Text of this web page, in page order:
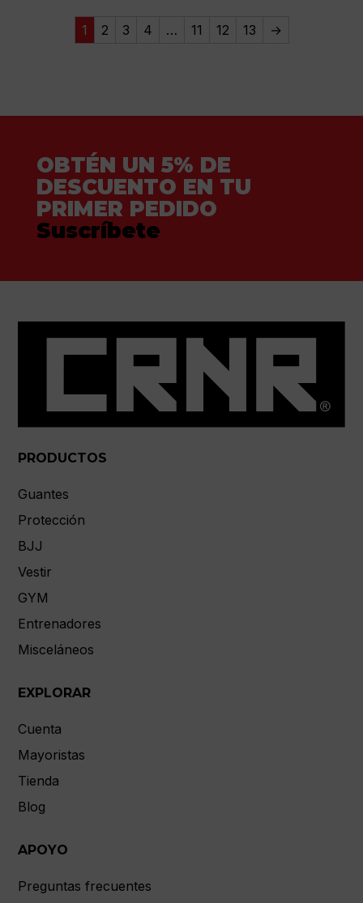
1 2 3 4 … 11 12 13 →
OBTÉN UN 5% DE
DESCUENTO EN TU
PRIMER PEDIDO
Suscríbete
PRODUCTOS
Guantes
Protección
BJJ
Vestir
GYM
Entrenadores
Misceláneos
EXPLORAR
Cuenta
Mayoristas
Tienda
Blog
APOYO
Preguntas frecuentes